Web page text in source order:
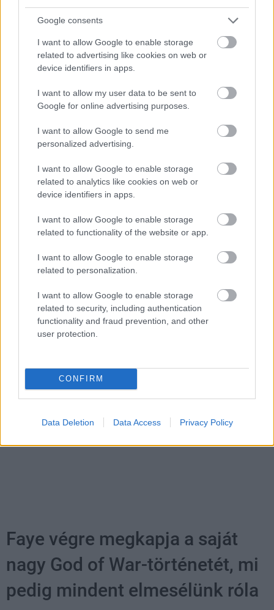
Google consents
I want to allow Google to enable storage
related to advertising like cookies on web or
device identifiers in apps.
I want to allow my user data to be sent to
Google for online advertising purposes.
I want to allow Google to send me
personalized advertising.
I want to allow Google to enable storage
related to analytics like cookies on web or
device identifiers in apps.
I want to allow Google to enable storage
related to functionality of the website or app.
I want to allow Google to enable storage
related to personalization.
I want to allow Google to enable storage
related to security, including authentication
functionality and fraud prevention, and other
user protection.
CONFIRM
Data Deletion Data Access Privacy Policy
végigjátssza. Egyébként a fejlesztői legendából lett
youtubernek azAmazon készülő sorozata
a Sons of
Sparta sem tetszik különösebben.
SMASH by Meló-Diák: Homok, zene és a nyár legjobb
hangulata – Jön a második forduló! (X)
Július végén folytatódik a balatoni strandröplabda-
sorozat.
#god of war laufey #sony santa monica
#god of war
God of War Laufey
AMI NEM TETSZETT
Faye végre megkapja a saját
nagy God of War-történetét, mi
pedig mindent elmesélünk róla